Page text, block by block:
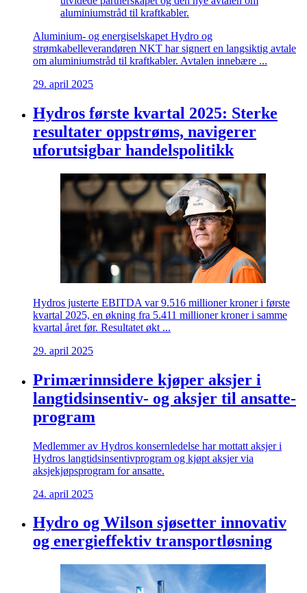
aluminiumstråd til kraftkabler.
Aluminium- og energiselskapet Hydro og
strømkabelleverandøren NKT har signert en langsiktig avtale
om aluminiumstråd til kraftkabler. Avtalen innebære ...
29. april 2025
Hydros første kvartal 2025: Sterke
resultater oppstrøms, navigerer
uforutsigbar handelspolitikk
Hydros justerte EBITDA var 9.516 millioner kroner i første
kvartal 2025, en økning fra 5.411 millioner kroner i samme
kvartal året før. Resultatet økt ...
29. april 2025
Primærinnsidere kjøper aksjer i
langtidsinsentiv- og aksjer til ansatte-
program
Medlemmer av Hydros konsernledelse har mottatt aksjer i
Hydros langtidsinsentivprogram og kjøpt aksjer via
aksjekjøpsprogram for ansatte.
24. april 2025
Hydro og Wilson sjøsetter innovativ
og energieffektiv transportløsning